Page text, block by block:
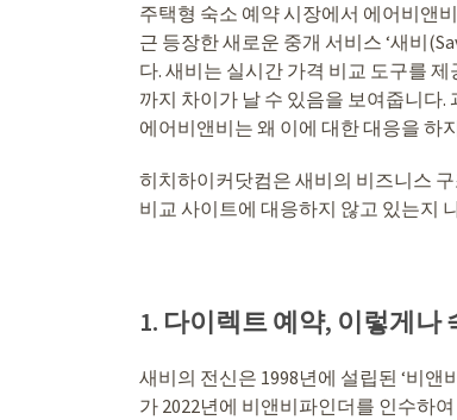
주택형 숙소 예약 시장에서 에어비앤
근 등장한 새로운 중개 서비스 ‘새비
다. 새비는 실시간 가격 비교 도구를
까지 차이가 날 수 있음을 보여줍니다
에어비앤비는 왜 이에 대한 대응을 하
히치하이커닷컴은 새비의 비즈니스
비교 사이트에 대응하지 않고 있는지
1. 다이렉트 예약, 이렇게나
새비의 전신은 1998년에 설립된 ‘비앤
가 2022년에 비앤비파인더를 인수하